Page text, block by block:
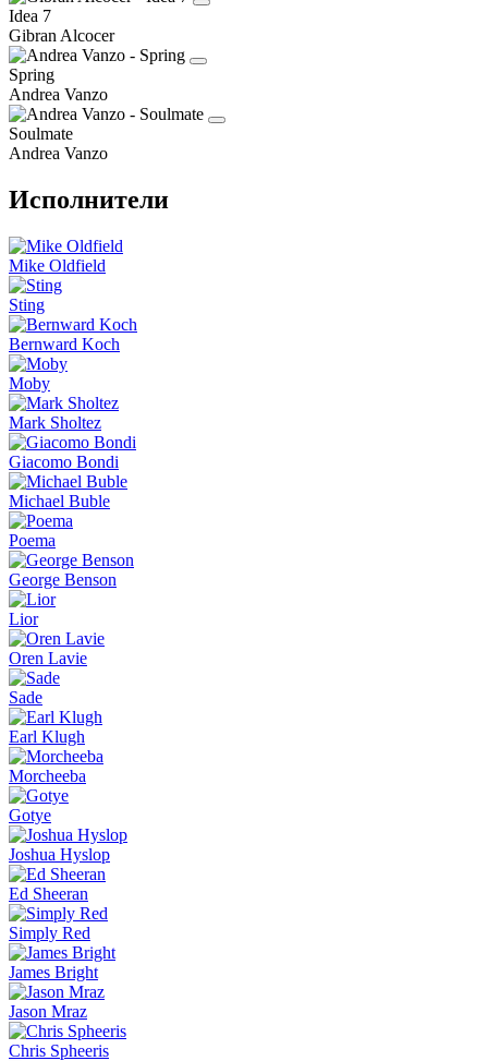
Idea 7
Gibran Alcocer
Spring
Andrea Vanzo
Soulmate
Andrea Vanzo
Исполнители
Mike Oldfield
Sting
Bernward Koch
Moby
Mark Sholtez
Giacomo Bondi
Michael Buble
Poema
George Benson
Lior
Oren Lavie
Sade
Earl Klugh
Morcheeba
Gotye
Joshua Hyslop
Ed Sheeran
Simply Red
James Bright
Jason Mraz
Chris Spheeris